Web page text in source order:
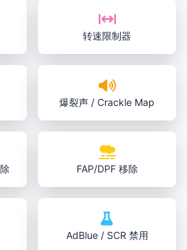
转速限制器
爆裂声 / Crackle Map
FAP/DPF 移除
AdBlue / SCR 禁用